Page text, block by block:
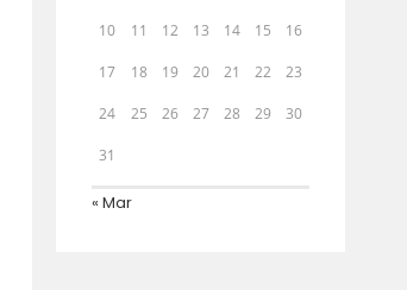
10 11 12 13 14 15 16
17 18 19 20 21 22 23
24 25 26 27 28 29 30
31
« Mar